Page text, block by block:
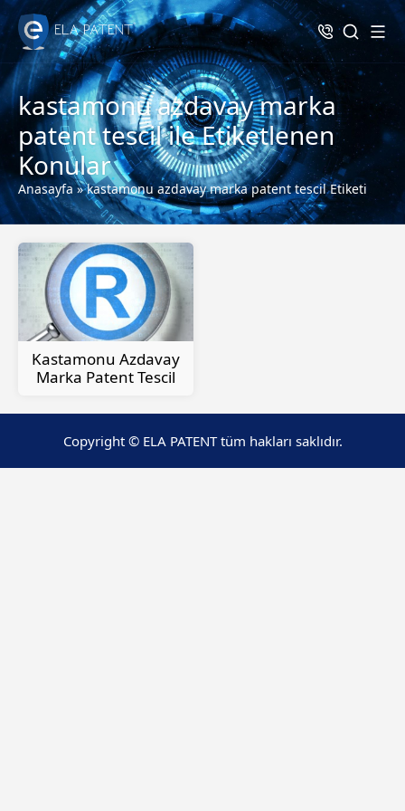
kastamonu azdavay marka
patent tescil ile Etiketlenen
Konular
Anasayfa»kastamonu azdavay marka patent tescil Etiketi
Kastamonu Azdavay
Marka Patent Tescil
Copyright © ELA PATENT tüm hakları saklıdır.